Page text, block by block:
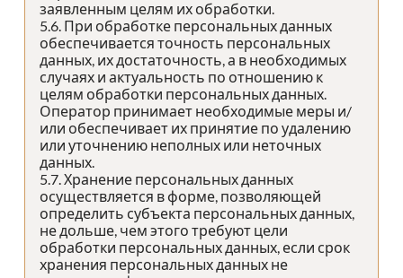
заявленным целям их обработки.
5.6. При обработке персональных данных
обеспечивается точность персональных
данных, их достаточность, а в необходимых
случаях и актуальность по отношению к
целям обработки персональных данных.
Оператор принимает необходимые меры и/
или обеспечивает их принятие по удалению
или уточнению неполных или неточных
данных.
5.7. Хранение персональных данных
осуществляется в форме, позволяющей
определить субъекта персональных данных,
не дольше, чем этого требуют цели
обработки персональных данных, если срок
хранения персональных данных не